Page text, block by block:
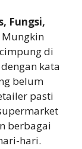
Fungsi,
Mungkin
di
kata
belum
pasti
berbagai
hari.